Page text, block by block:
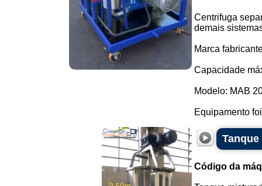
Centrifuga
demais
Marca
Capacidade
Modelo: MAB
Equipamento
Código da